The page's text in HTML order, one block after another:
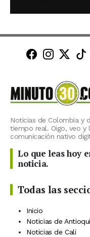
Minuto30
Noticias de Colombia y
tiempo real. Oigo, veo
comunicación nativo
Lo que leas hoy
noticia.
Todas las
Inicio
Noticias de
Noticias de Cali